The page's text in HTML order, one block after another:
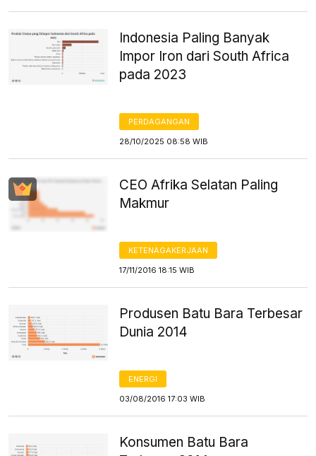
Indonesia Paling Banyak
Impor Iron dari South Africa
pada 2023
PERDAGANGAN
28/10/2025 08:58 WIB
CEO Afrika Selatan Paling
Makmur
KETENAGAKERJAAN
17/11/2016 18:15 WIB
Produsen Batu Bara Terbesar
Dunia 2014
ENERGI
03/08/2016 17:03 WIB
Konsumen Batu Bara